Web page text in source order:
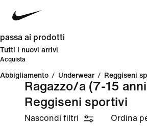
passa ai prodotti
Tutti i nuovi arrivi
Acquista
Abbigliamento / Underwear / Reggiseni
Ragazzo/a (7-15
Reggiseni sportivi
Nascondi filtri Ordina